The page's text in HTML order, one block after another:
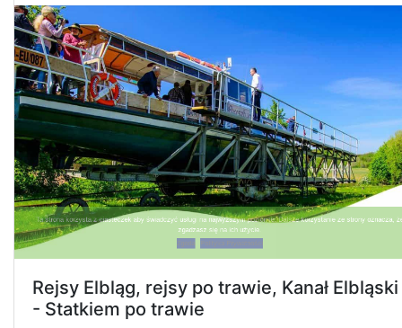
Rejsy Elbląg, rejsy po trawie, Kanał Elbląski
- Statkiem po trawie